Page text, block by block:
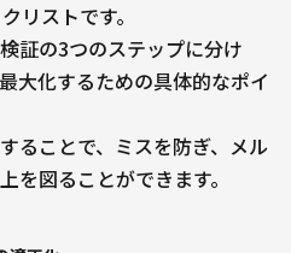
リストです。
証の3つのステップに分け
大化するための具体的なポイ
ることで、ミスを防ぎ、メル
を図ることができます。